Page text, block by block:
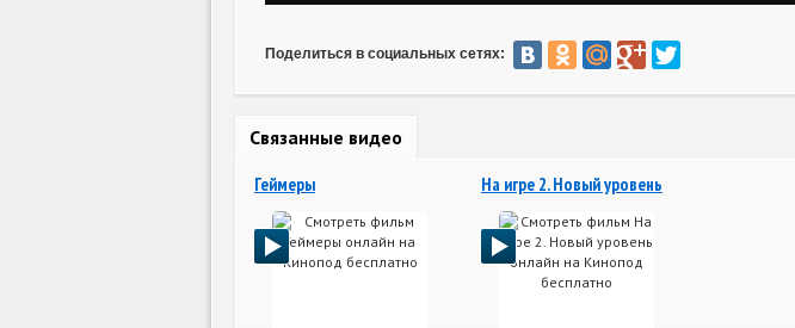
Поделиться в социальных сетях:
Связанные видео
Геймеры На игре 2. Новый уровень